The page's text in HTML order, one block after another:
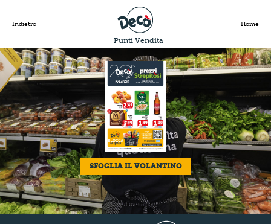
Indietro
Punti Vendita
Home
SFOGLIA IL VOLANTINO